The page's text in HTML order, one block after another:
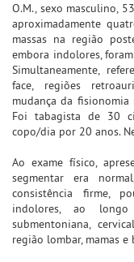
O.M., sexo masculino,
aproximadamente
massas na região
embora indolores,
Simultaneamente,
face, regiões
mudança da
Foi tabagista de 30
copo/dia por 20 anos.
Ao exame físico,
segmentar era
consistência firme,
indolores, ao
submentoniana,
região lombar, mamas e